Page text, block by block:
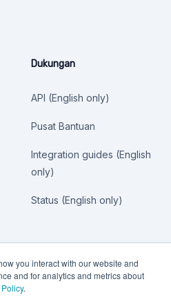
you interact with our website and
and for analytics and metrics about
.
Dukungan
API (English only)
Pusat Bantuan
Integration guides (English
only)
Status (English only)